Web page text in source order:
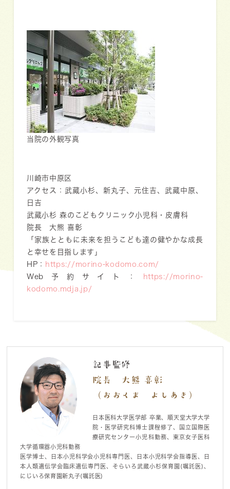
当院の外観写真
川崎市中原区
アクセス：武蔵小杉、新丸子、元住吉、武蔵中原、
日吉
武蔵小杉 森のこどもクリニック小児科・皮膚科
院長 大熊 喜彰
「家族とともに未来を担うこども達の健やかな成長
と幸せを目指します」
HP：
https://morino-kodomo.com/
Web予約サイト：
https://morino-
kodomo.mdja.jp/
記事監修
院長 大熊 喜彰
（おおくま よしあき）
日本医科大学医学部 卒業、順天堂大学大学
院・医学研究科博士課程修了、国立国際医
療研究センター小児科勤務、東京女子医科
大学循環器小児科勤務
医学博士、日本小児科学会小児科専門医、日本小児科学会指導医、日
本人類遺伝学会臨床遺伝専門医、そらいろ武蔵小杉保育園(嘱託医)、
にじいろ保育園新丸子(嘱託医)